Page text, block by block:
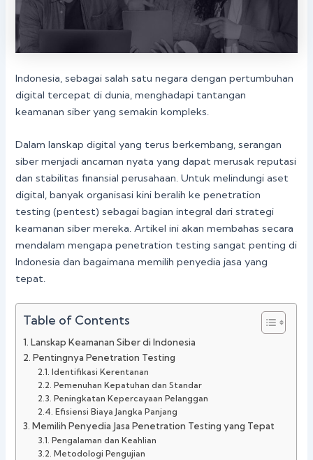
Indonesia, sebagai salah satu negara dengan pertumbuhan
digital tercepat di dunia, menghadapi tantangan
keamanan siber yang semakin kompleks.
Dalam lanskap digital yang terus berkembang, serangan
siber menjadi ancaman nyata yang dapat merusak reputasi
dan stabilitas finansial perusahaan. Untuk melindungi aset
digital, banyak organisasi kini beralih ke penetration
testing (pentest) sebagai bagian integral dari strategi
keamanan siber mereka. Artikel ini akan membahas secara
mendalam mengapa penetration testing sangat penting di
Indonesia dan bagaimana memilih penyedia jasa yang
tepat.
Table of Contents
Lanskap Keamanan Siber di Indonesia
Pentingnya Penetration Testing
Identifikasi Kerentanan
Pemenuhan Kepatuhan dan Standar
Peningkatan Kepercayaan Pelanggan
Efisiensi Biaya Jangka Panjang
Memilih Penyedia Jasa Penetration Testing yang Tepat
Pengalaman dan Keahlian
Metodologi Pengujian